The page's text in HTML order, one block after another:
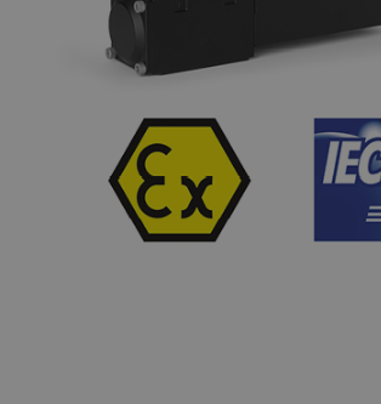
Do you want to leave
configurator?